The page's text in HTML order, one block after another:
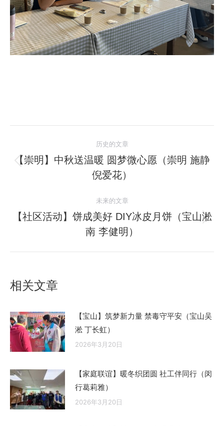
章
历史的文章
历
史
章：
【崇明】中秋送温暖 圆梦微心愿（崇明 施静
倪爱花）
未来的文章
来
的
【社区活动】饼成美好 DIY冰皮月饼（宝山淞
南 李健明）
相关文章
【宝山】筑梦新力量 禁毒守平安（宝山吴
淞 丁长虹）
2026年3月20日
【家庭联谊】暖冬织团圆 社工伴同行（闵
行葛莉雅）
2026年3月20日